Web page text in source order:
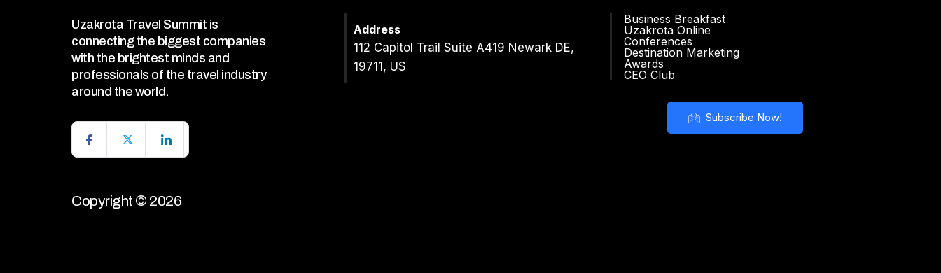
Uzakrota Travel Summit is
connecting the biggest companies
with the brightest minds and
professionals of the travel industry
around the world.
Copyright © 2026
Address
112 Capitol Trail Suite A419 Newark DE,
19711, US
Business Breakfast
Uzakrota Online
Conferences
Destination Marketing
Awards
CEO Club
Subscribe Now!